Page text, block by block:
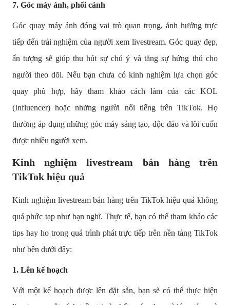
7. Góc máy ảnh, phối cảnh
Góc quay máy ảnh đóng vai trò quan trọng, ảnh hưởng trực
tiếp đến trải nghiệm của người xem livestream. Góc quay đẹp,
ấn tượng sẽ giúp thu hút sự chú ý và tăng sự hứng thú cho
người theo dõi. Nếu bạn chưa có kinh nghiệm lựa chọn góc
quay phù hợp, hãy tham khảo cách làm của các KOL
(Influencer) hoặc những người nổi tiếng trên TikTok. Họ
thường áp dụng những góc máy sáng tạo, độc đáo và lôi cuốn
được nhiều người xem.
Kinh nghiệm livestream bán hàng trên
TikTok hiệu quả
Kinh nghiệm livestream bán hàng trên TikTok hiệu quả không
quá phức tạp như bạn nghĩ. Thực tế, bạn có thể tham khảo các
tips hay ho trong quá trình phát trực tiếp trên nền tảng TikTok
như bên dưới đây:
1. Lên kế hoạch
Với một kế hoạch được lên đặt sẵn, bạn sẽ có thể thực hiện